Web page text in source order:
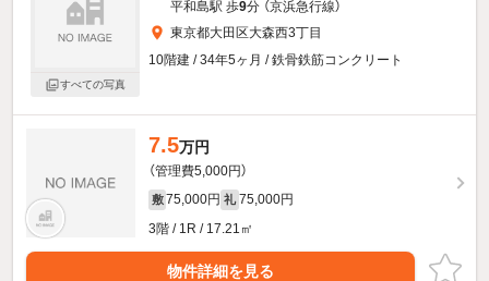
すべての写真
平和島駅 歩9分 （京浜急行線）
東京都大田区大森西3丁目
10階建 / 34年5ヶ月 / 鉄骨鉄筋コンクリート
7.5万円
（管理費5,000円）
敷 75,000円 礼 75,000円
3階 / 1R / 17.21㎡
物件詳細を見る